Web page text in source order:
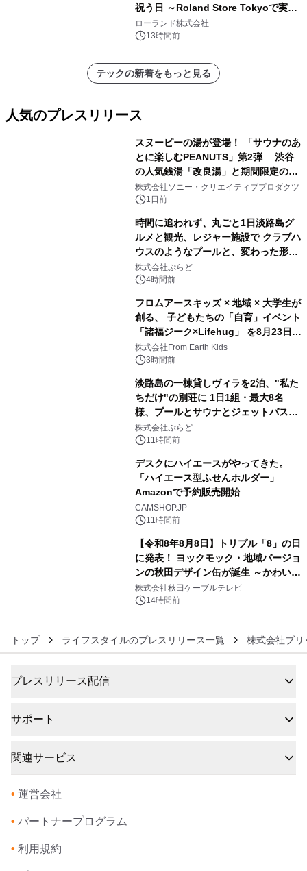
祝う日 ～Roland Store Tokyoで実機
を展示しての 記念キャンペーンを開
催 英国ラジオ「NTS」の 特別プログ
アーティストを フィーチャーしたアニ
メーションを公開～
ローランド株式会社
13時間前
テックの新着をもっと見る
人気のプレスリリース
スヌーピーの湯が登場！ 「サウナのあ
とに楽しむPEANUTS」第2弾 渋谷
の人気銭湯「改良湯」と期間限定のコ
ラボレーション サウナイキタイコラ
ボグッズも発売決定！
株式会社ソニー・クリエイティブプロダクツ
1日前
時間に追われず、丸ごと1日淡路島グ
ルメと観光、レジャー施設で クラブハ
ウスのようなプールと、変わった形の
サウナも 「THE BOXY AWAJI」のお
得な素泊まり連泊プランで
株式会社ぷらど
4時間前
フロムアースキッズ × 地域 × 大学生が
創る、 子どもたちの「自育」イベント
「諸福ジーク×Lifehug」 を8月23日
(日)開催
株式会社From Earth Kids
3時間前
淡路島の一棟貸しヴィラを2泊、"私た
ちだけ"の別荘に 1日1組・最大8名
様、プールとサウナとジェットバス付
きで Villa Mon Temps AWAJIの連泊
素泊りプラン
株式会社ぷらど
11時間前
デスクにハイエースがやってきた。
「ハイエース型ふせんホルダー」
Amazonで予約販売開始
CAMSHOP.JP
11時間前
【令和8年8月8日】トリプル「8」の日
に発表！ ヨックモック・地域バージョ
ンの秋田デザイン缶が誕生 ～かわいい
秋田犬の子犬と秋田の四季と名所を巡
るパッケージ～ 9月1日(火)秋田県内で
株式会社秋田ケーブルテレビ
14時間前
トップ ライフスタイルのプレスリリース一覧 株式会社ブ
プレスリリース配信
サポート
関連サービス
• 運営会社
• パートナープログラム
• 利用規約